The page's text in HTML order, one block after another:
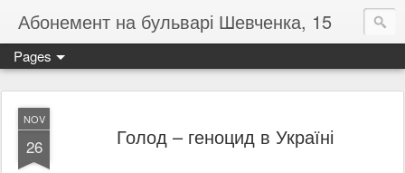
Абонемент на бульварі Шевченка, 15
Pages
NOV
26 Голод – геноцид в Україні